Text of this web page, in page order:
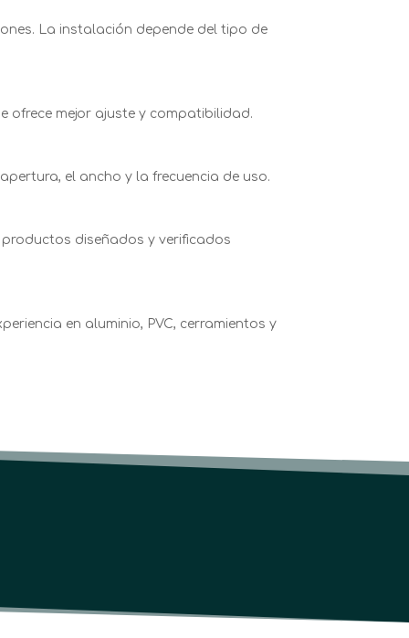
La instalación depende del tipo de
ofrece mejor ajuste y compatibilidad.
el ancho y la frecuencia de uso.
diseñados y verificados
en aluminio, PVC, cerramientos y